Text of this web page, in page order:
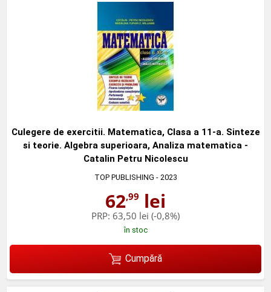
Culegere de exercitii. Matematica, Clasa a 11-a. Sinteze
si teorie. Algebra superioara, Analiza matematica -
Catalin Petru Nicolescu
TOP PUBLISHING - 2023
62,99 lei
PRP: 63,50 lei (-0,8%)
în stoc
Cumpără